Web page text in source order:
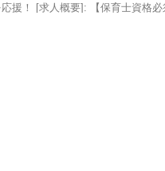
】*。*〇。認定こ